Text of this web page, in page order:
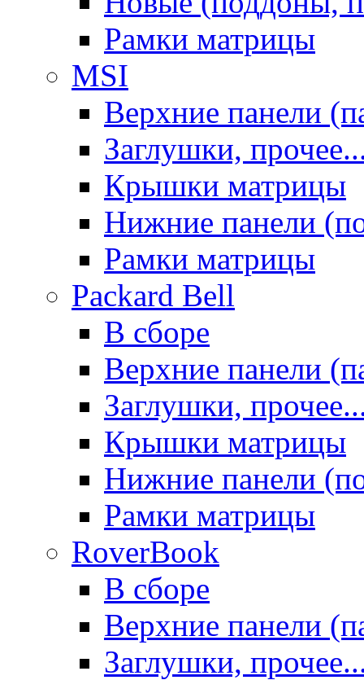
Рамки матрицы
MSI
Верхние панели
Заглушки,
Крышки матрицы
Нижние панели
Рамки матрицы
Packard Bell
В сборе
Верхние панели
Заглушки,
Крышки матрицы
Нижние панели
Рамки матрицы
RoverBook
В сборе
Верхние панели
Заглушки,